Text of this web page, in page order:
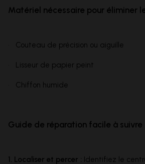
Matériel nécessaire pour éliminer
• Couteau de précision ou aiguille
• Lisseur de papier peint
• Chiffon humide
Guide de réparation facile à suivre
1. Localiser et percer : Identifiez le